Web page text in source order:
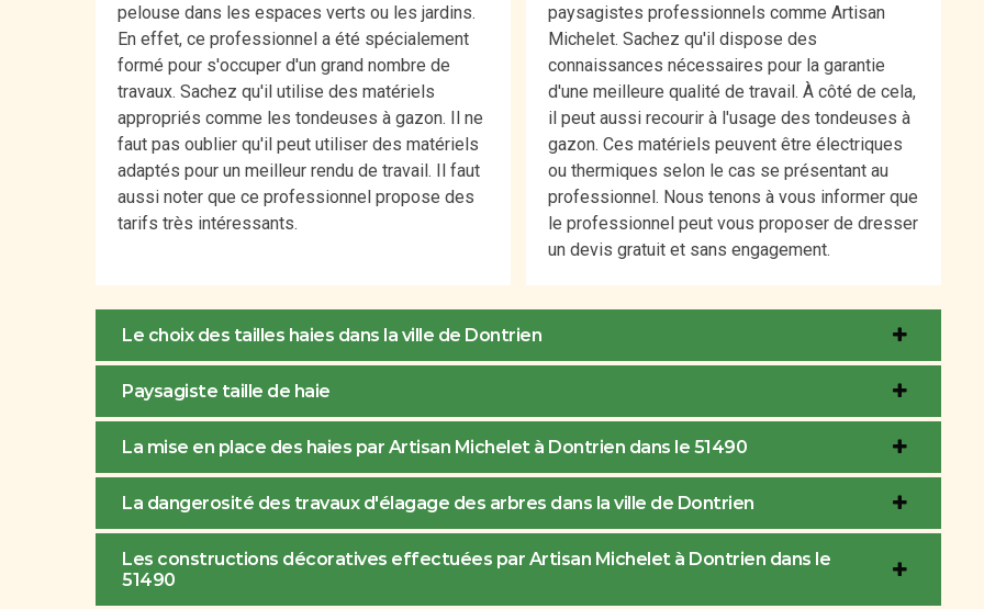
pelouse dans les espaces verts ou les jardins.
En effet, ce professionnel a été spécialement
formé pour s'occuper d'un grand nombre de
travaux. Sachez qu'il utilise des matériels
appropriés comme les tondeuses à gazon. Il ne
faut pas oublier qu'il peut utiliser des matériels
adaptés pour un meilleur rendu de travail. Il faut
aussi noter que ce professionnel propose des
tarifs très intéressants.
paysagistes professionnels comme Artisan
Michelet. Sachez qu'il dispose des
connaissances nécessaires pour la garantie
d'une meilleure qualité de travail. À côté de cela,
il peut aussi recourir à l'usage des tondeuses à
gazon. Ces matériels peuvent être électriques
ou thermiques selon le cas se présentant au
professionnel. Nous tenons à vous informer que
le professionnel peut vous proposer de dresser
un devis gratuit et sans engagement.
Le choix des tailles haies dans la ville de Dontrien
Paysagiste taille de haie
La mise en place des haies par Artisan Michelet à Dontrien dans le 51490
La dangerosité des travaux d'élagage des arbres dans la ville de Dontrien
Les constructions décoratives effectuées par Artisan Michelet à Dontrien dans le
51490